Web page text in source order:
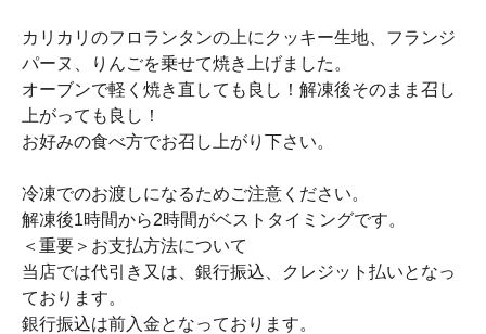
カリカリのフロランタンの上にクッキー生地、フランジ
パーヌ、りんごを乗せて焼き上げました。
オーブンで軽く焼き直しても良し！解凍後そのまま召し
上がっても良し！
お好みの食べ方でお召し上がり下さい。
冷凍でのお渡しになるためご注意ください。
解凍後1時間から2時間がベストタイミングです。
＜重要＞お支払方法について
当店では代引き又は、銀行振込、クレジット払いとなっ
ております。
銀行振込は前入金となっております。